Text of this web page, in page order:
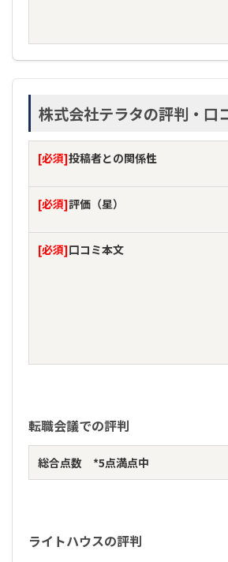
株式会社テラタの評判・口
[必須]投稿者との関係性
[必須]評価（星）
[必須]口コミ本文
転職会議での評判
総合点数 *5点満点中
ライトハウスの評判